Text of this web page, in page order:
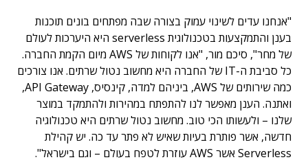
"אנחנו עדים לשינוי עמוק בצורה שבה מפתחים בונים תוכנות
בענן והתמקצעות בטכנולוגית serverless היא היערכות לעולם
של מחר", סיכם מור, "אנו לקוחות של AWS מיום הקמת החברה.
כל סביבת ה-IT של החברה היא מחשוב נטול שרתים. אנו צורכים
כמה שירותים של AWS, ביניהם למדה, קינסיס, API Gateway,
ואתנה. הענן מאפשר לנו להתפתח במהירות ולהתמקד במוצר
שלנו – ולעשותו הכי טוב. מחשוב נטול שרתים היא טכנולוגיה
חדשה, אשר פותרת בעיות שאיש לא פתר עד כה. יש קהילת
Serverless אשר AWS עוזרת לטפח בעולם – וגם בישראל".